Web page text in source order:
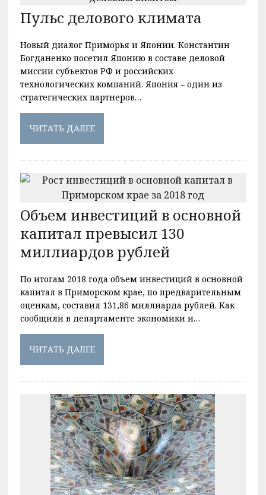
Пульс делового климата
Новый диалог Приморья и Японии. Константин
Богданенко посетил Японию в составе деловой
миссии субъектов РФ и российских
технологических компаний. Япония – один из
стратегических партнеров…
ЧИТАТЬ ДАЛЕЕ
Объем инвестиций в основной
капитал превысил 130
миллиардов рублей
По итогам 2018 года объем инвестиций в основной
капитал в Приморском крае, по предварительным
оценкам, составил 131,86 миллиарда рублей. Как
сообщили в департаменте экономики и…
ЧИТАТЬ ДАЛЕЕ